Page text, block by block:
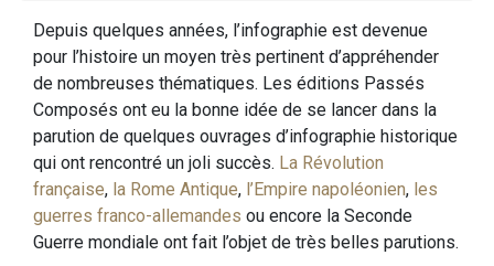
Depuis quelques années, l’infographie est devenue
pour l’histoire un moyen très pertinent d’appréhender
de nombreuses thématiques. Les éditions Passés
Composés ont eu la bonne idée de se lancer dans la
parution de quelques ouvrages d’infographie historique
qui ont rencontré un joli succès. La Révolution
française, la Rome Antique, l’Empire napoléonien, les
guerres franco-allemandes ou encore la Seconde
Guerre mondiale ont fait l’objet de très belles parutions.